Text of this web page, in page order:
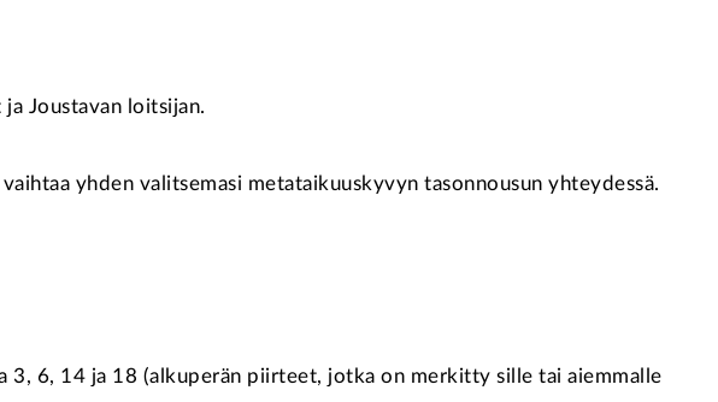
ja Joustavan loitsijan.
yhden valitsemasi metataikuuskyvyn tasonnousun yhteydessä.
3, 6, 14 ja 18 (alkuperän piirteet, jotka on merkitty sille tai aiemmalle